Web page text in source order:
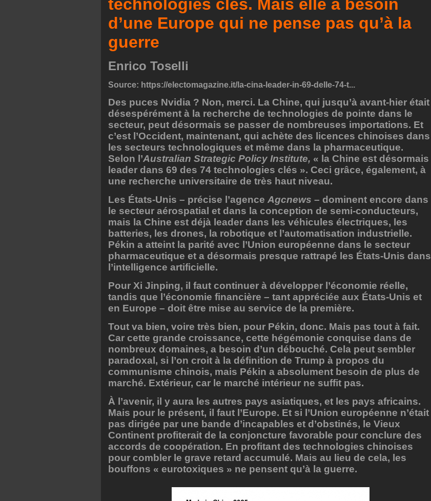
technologies clés. Mais elle a besoin
d’une Europe qui ne pense pas qu’à la
guerre
Enrico Toselli
Source: https://electomagazine.it/la-cina-leader-in-69-delle-74-t...
Des puces Nvidia ? Non, merci. La Chine, qui jusqu’à avant-hier était
désespérément à la recherche de technologies de pointe dans le
secteur, peut désormais se passer de nombreuses importations. Et
c’est l’Occident, maintenant, qui achète des licences chinoises dans
les secteurs technologiques et même dans la pharmaceutique.
Selon l’Australian Strategic Policy Institute, « la Chine est désormais
leader dans 69 des 74 technologies clés ». Ceci grâce, également, à
une recherche universitaire de très haut niveau.
Les États-Unis – précise l’agence Agcnews – dominent encore dans
le secteur aérospatial et dans la conception de semi-conducteurs,
mais la Chine est déjà leader dans les véhicules électriques, les
batteries, les drones, la robotique et l’automatisation industrielle.
Pékin a atteint la parité avec l’Union européenne dans le secteur
pharmaceutique et a désormais presque rattrapé les États-Unis dans
l’intelligence artificielle.
Pour Xi Jinping, il faut continuer à développer l’économie réelle,
tandis que l’économie financière – tant appréciée aux États-Unis et
en Europe – doit être mise au service de la première.
Tout va bien, voire très bien, pour Pékin, donc. Mais pas tout à fait.
Car cette grande croissance, cette hégémonie conquise dans de
nombreux domaines, a besoin d’un débouché. Cela peut sembler
paradoxal, si l’on croit à la définition de Trump à propos du
communisme chinois, mais Pékin a absolument besoin de plus de
marché. Extérieur, car le marché intérieur ne suffit pas.
À l’avenir, il y aura les autres pays asiatiques, et les pays africains.
Mais pour le présent, il faut l’Europe. Et si l’Union européenne n’était
pas dirigée par une bande d’incapables et d’obstinés, le Vieux
Continent profiterait de la conjoncture favorable pour conclure des
accords de coopération. En profitant des technologies chinoises
pour combler le grave retard accumulé. Mais au lieu de cela, les
bouffons « eurotoxiques » ne pensent qu’à la guerre.